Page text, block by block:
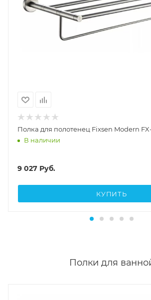
Полка для полотенец Fixsen Modern FX-
В наличии
9 027 Руб.
КУПИТЬ
Полки для